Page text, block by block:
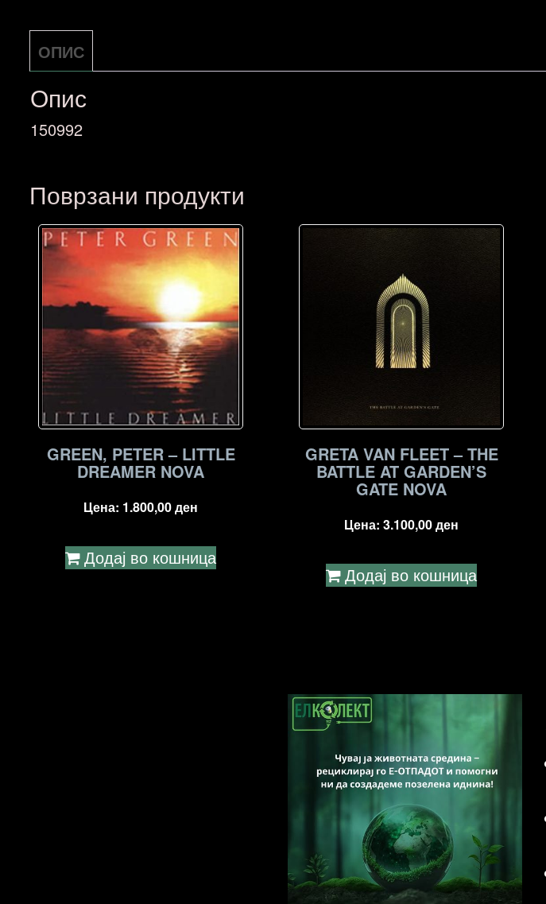
ОПИС
Опис
150992
Поврзани продукти
GREEN, PETER – LITTLE
DREAMER NOVA
Цена: 1.800,00ден
Додај во кошница
GRETA VAN FLEET – THE
BATTLE AT GARDEN’S
GATE NOVA
Цена:3.100,00ден
Додај во кошница